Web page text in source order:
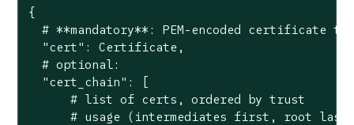
{
# **mandatory**: PEM-encoded certificate to
  "cert": Certificate,
  # optional:
  "cert_chain": [
      # list of certs, ordered by trust
      # usage (intermediates first, root last)